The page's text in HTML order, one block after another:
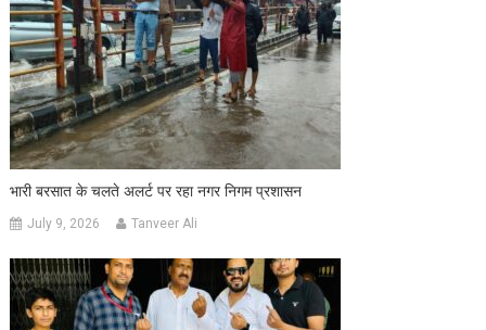
भारी बरसात के चलते अलर्ट पर रहा नगर निगम प्रशासन
July 9, 2026 Tanveer Ali